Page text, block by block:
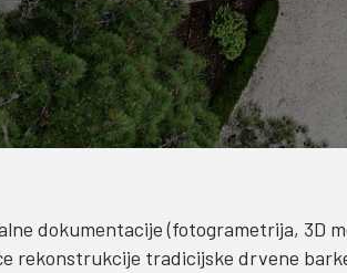
dokumentacije (fotogrametrija, 3D
rekonstrukcije tradicijske drvene